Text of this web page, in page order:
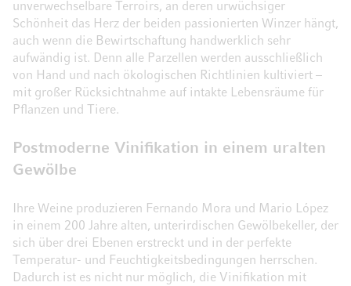
unverwechselbare Terroirs, an deren urwüchsiger
Schönheit das Herz der beiden passionierten Winzer hängt,
auch wenn die Bewirtschaftung handwerklich sehr
aufwändig ist. Denn alle Parzellen werden ausschließlich
von Hand und nach ökologischen Richtlinien kultiviert –
mit großer Rücksichtnahme auf intakte Lebensräume für
Pflanzen und Tiere.
Postmoderne Vinifikation in einem uralten
Gewölbe
Ihre Weine produzieren Fernando Mora und Mario López
in einem 200 Jahre alten, unterirdischen Gewölbekeller, der
sich über drei Ebenen erstreckt und in der perfekte
Temperatur- und Feuchtigkeitsbedingungen herrschen.
Dadurch ist es nicht nur möglich, die Vinifikation mit